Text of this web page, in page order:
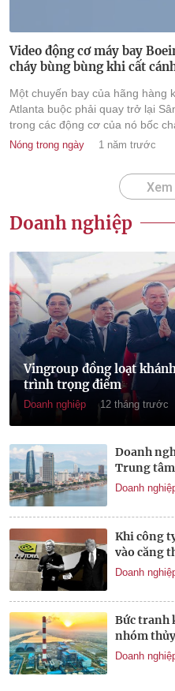
Video động cơ máy bay
cháy bùng bùng khi cất
Một chuyến bay của hãng hàng
Atlanta buộc phải quay trở lại
trong các động cơ của nó bốc
Nóng trong ngày 1 năm trước
Doanh nghiệp
Vingroup đồng loạt
trình trọng điểm
Doanh nghiệp 12 tháng trước
Doanh
Trung
Doanh
Khi công
vào căng
Doanh
Bức tranh
nhóm
Doanh